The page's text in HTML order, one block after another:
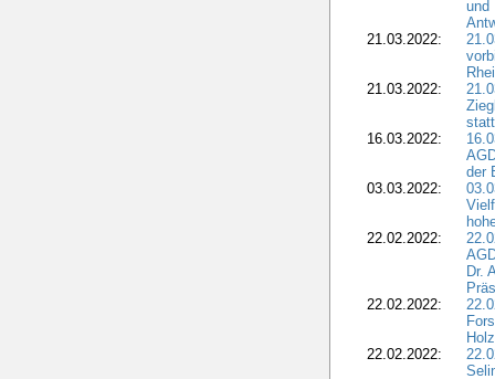
und
21.03.2022:
21.03.2022:
16.03.2022:
der
03.03.2022:
22.02.2022:
Dr.
22.02.2022:
22.02.2022: